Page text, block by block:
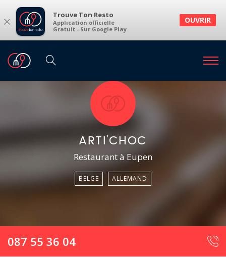
× Trouve Ton Resto
Application officielle
Gratuit - Sur Google Play
OUVRIR
ARTI'CHOC
Restaurant à Eupen
BELGE ALLEMAND
087 55 36 04